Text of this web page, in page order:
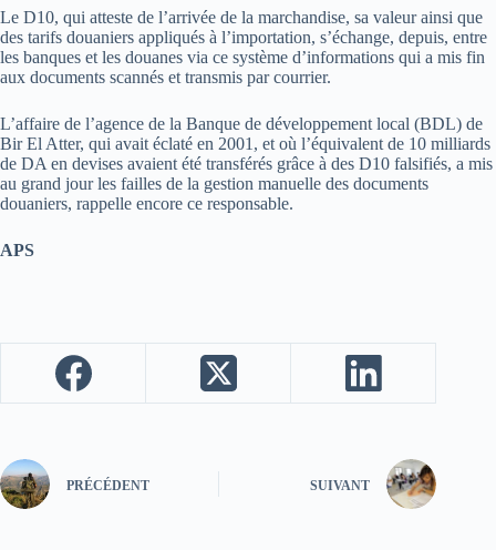
Le D10, qui atteste de l’arrivée de la marchandise, sa valeur ainsi que
des tarifs douaniers appliqués à l’importation, s’échange, depuis, entre
les banques et les douanes via ce système d’informations qui a mis fin
aux documents scannés et transmis par courrier.
L’affaire de l’agence de la Banque de développement local (BDL) de
Bir El Atter, qui avait éclaté en 2001, et où l’équivalent de 10 milliards
de DA en devises avaient été transférés grâce à des D10 falsifiés, a mis
au grand jour les failles de la gestion manuelle des documents
douaniers, rappelle encore ce responsable.
APS
PRÉCÉDENT SUIVANT